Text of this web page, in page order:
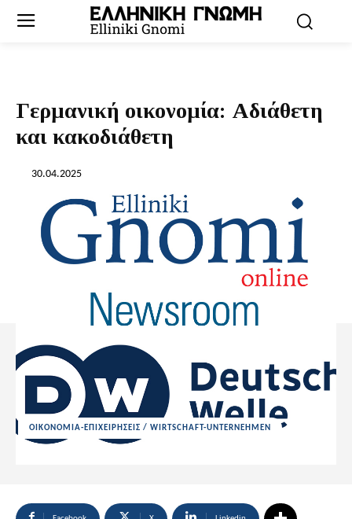
Γερμανική οικονομία: Αδιάθετη
και κακοδιάθετη
30.04.2025
ΟΙΚΟΝΟΜΙΑ-ΕΠΙΧΕΙΡΗΣΕΙΣ / WIRTSCHAFT-UNTERNEHMEN